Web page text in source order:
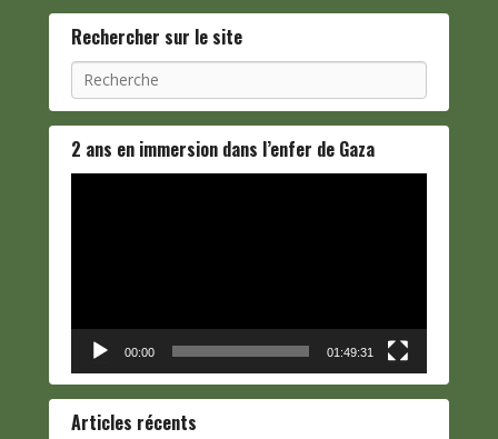
Rechercher sur le site
Recherche
2 ans en immersion dans l’enfer de Gaza
00:00 01:49:31
Articles récents